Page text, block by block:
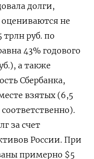
долги,
не
трлн руб. по
43% годового
а также
Сбербанка,
взятых (6,5
за счет
России. При
примерно $5